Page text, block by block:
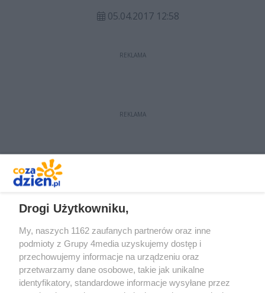
sprzeciwiają się planom
szpitala twierdzi jednak, że liczba
05.04.2017 12:58
REKLAMA
REKLAMA
Drogi Użytkowniku,
My, naszych 1162 zaufanych partnerów oraz inne
podmioty z Grupy 4media uzyskujemy dostęp i
przechowujemy informacje na urządzeniu oraz
przetwarzamy dane osobowe, takie jak unikalne
identyfikatory, standardowe informacje wysyłane przez